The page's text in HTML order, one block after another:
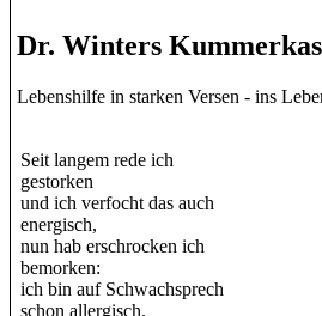
Dr. Winters
Lebenshilfe in starken Versen - ins
Seit langem rede ich
gestorken
und ich verfocht das auch
energisch,
nun hab erschrocken ich
bemorken:
ich bin auf Schwachsprech
schon allergisch.